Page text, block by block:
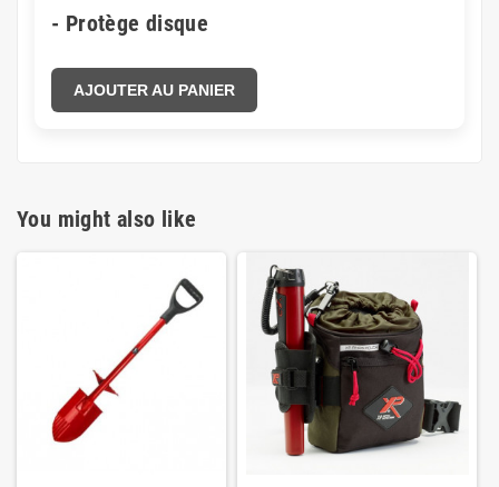
- Protège disque
AJOUTER AU PANIER
You might also like